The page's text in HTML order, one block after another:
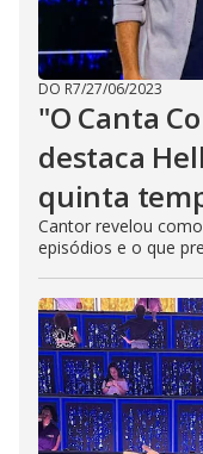
DO R7/27/06/2023
"O Canta
destaca
quinta
Cantor revelou
episódios e o que